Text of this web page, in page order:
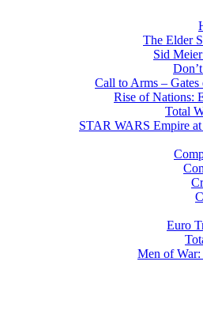
The Elder
Sid
Call to Arms –
Rise of Nations:
Total
STAR WARS Empire
Euro
Men of War: